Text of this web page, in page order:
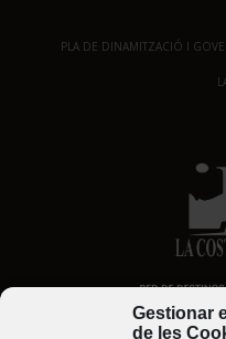
Gestionar
de les
PLA DE DINAMITZACIÓ I